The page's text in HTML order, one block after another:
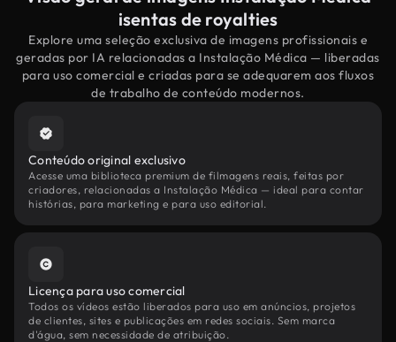
isentas de royalties
Explore uma seleção exclusiva de imagens profissionais e
geradas por IA relacionadas a Instalação Médica — liberadas
para uso comercial e criadas para se adequarem aos fluxos
de trabalho de conteúdo modernos.
Conteúdo original exclusivo
Acesse uma biblioteca premium de filmagens reais, feitas por
criadores, relacionadas a Instalação Médica — ideal para contar
histórias, para marketing e para uso editorial.
Licença para uso comercial
Todos os vídeos estão liberados para uso em anúncios, projetos
de clientes, sites e publicações em redes sociais. Sem marca
d'água, sem necessidade de atribuição.